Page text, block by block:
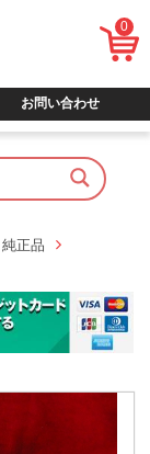
0
お問い合わせ
純正品